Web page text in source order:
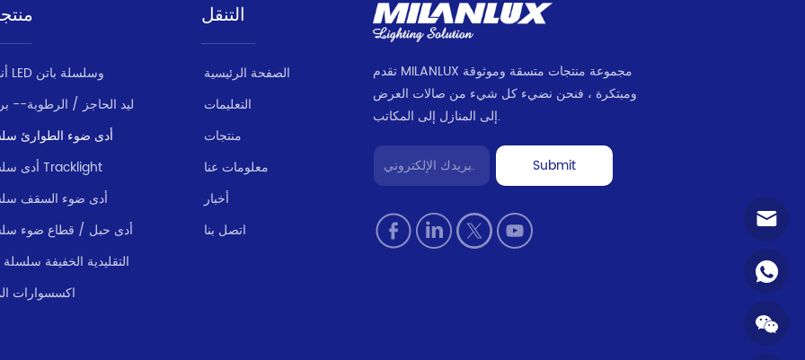
أنبوب LED وسلسلة باتن
ليد الحاجز / الرطوبة--
أدى ضوء الطوارئ
أدى سلسلة Tracklight
أدى ضوء السقف
أدى حبل / قطاع ضوء
LED التقليدية الخفيفة سلسلة
اكسسوارات
التنقل
الصفحة الرئيسية
التعليمات
منتجات
معلومات عنا
أخبار
اتصل بنا
تقدم MILANLUX مجموعة منتجات متسقة وموثوقة
ومبتكرة ، فنحن نضيء كل شيء من صالات العرض
إلى المنازل إلى المكاتب.
Submit